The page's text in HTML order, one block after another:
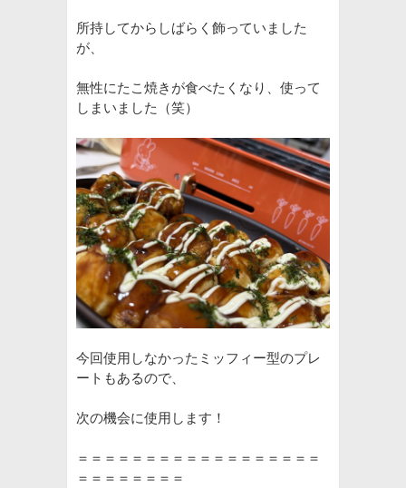
所持してからしばらく飾っていました
が、
無性にたこ焼きが食べたくなり、使って
しまいました（笑）
今回使用しなかったミッフィー型のプレ
ートもあるので、
次の機会に使用します！
＝＝＝＝＝＝＝＝＝＝＝＝＝＝＝＝＝＝
＝＝＝＝＝＝＝＝